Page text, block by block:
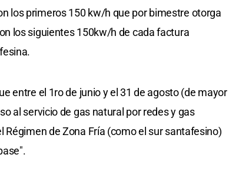
los primeros 150 kw/h que por bimestre otorga
los siguientes 150kw/h de cada factura
entre el 1ro de junio y el 31 de agosto (de mayor
al servicio de gas natural por redes y gas
Régimen de Zona Fría (como el sur santafesino)